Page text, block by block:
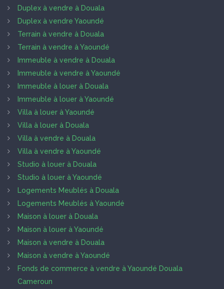
Duplex à vendre à Douala
Duplex à vendre Yaoundé
Terrain à vendre à Douala
Terrain à vendre à Yaoundé
Immeuble à vendre à Douala
Immeuble à vendre à Yaoundé
Immeuble à louer à Douala
Immeuble à louer à Yaoundé
Villa à louer à Yaoundé
Villa à louer à Douala
Villa à vendre à Douala
Villa à vendre à Yaoundé
Studio à louer à Douala
Studio à louer à Yaoundé
Logements Meublés à Douala
Logements Meublés à Yaoundé
Maison à louer à Douala
Maison à louer à Yaoundé
Maison à vendre à Douala
Maison à vendre à Yaoundé
Fonds de commerce à vendre à Yaoundé Douala
Cameroun